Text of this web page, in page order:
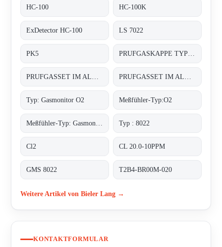
HC-100 HC-100K
ExDetector HC-100 LS 7022
PK5
Typ: Gasmonitor O2 Meßfühler-Typ:O2
Typ : 8022
Cl2 CL 20.0-10PPM
GMS 8022 T2B4-BR00M-020
Weitere Artikel von Bieler Lang →
KONTAKTFORMULAR